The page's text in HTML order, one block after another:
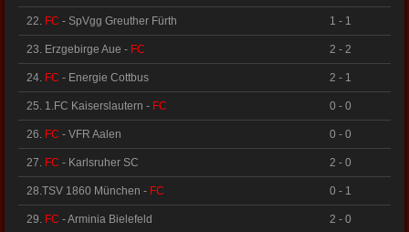
22. FC - SpVgg Greuther Fürth 1 - 1
23. Erzgebirge Aue - FC 2 - 2
24. FC - Energie Cottbus 2 - 1
25. 1.FC Kaiserslautern - FC 0 - 0
26. FC - VFR Aalen 0 - 0
27. FC - Karlsruher SC 2 - 0
28.TSV 1860 München - FC 0 - 1
29. FC - Arminia Bielefeld 2 - 0